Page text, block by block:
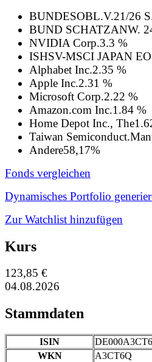
BUNDESOBL.V.21/26
BUND SCHATZANW.
NVIDIA Corp.3.3 %
ISHSV-MSCI JAPAN
Alphabet Inc.2.35 %
Apple Inc.2.31 %
Microsoft Corp.2.22 %
Amazon.com Inc.1.84 %
Home Depot Inc., The
Taiwan
Andere58,17%
Fonds vergleichen
Dynamisches Portfolio
Zur Watchlist hinzufügen
Kurs
123,85 €
04.08.2026
Stammdaten
ISIN
WKN
A3CT6Q